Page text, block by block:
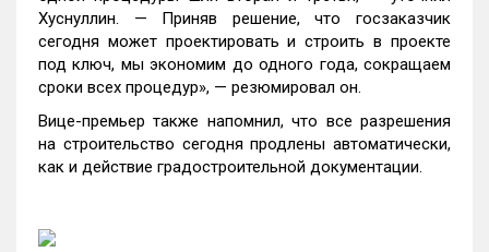
Хуснуллин. — Приняв решение, что госзаказчик
сегодня может проектировать и строить в проекте
под ключ, мы экономим до одного года, сокращаем
сроки всех процедур», — резюмировал он.
Вице-премьер также напомнил, что все разрешения
на строительство сегодня продлены автоматически,
как и действие градостроительной документации.